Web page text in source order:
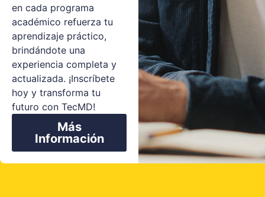
en cada programa
académico refuerza tu
aprendizaje práctico,
brindándote una
experiencia completa y
actualizada. ¡Inscríbete
hoy y transforma tu
futuro con TecMD!
Más
Información